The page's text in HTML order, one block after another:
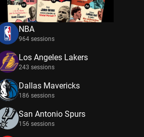
NBA
964 sessions
Los Angeles Lakers
243 sessions
Dallas Mavericks
186 sessions
San Antonio Spurs
156 sessions